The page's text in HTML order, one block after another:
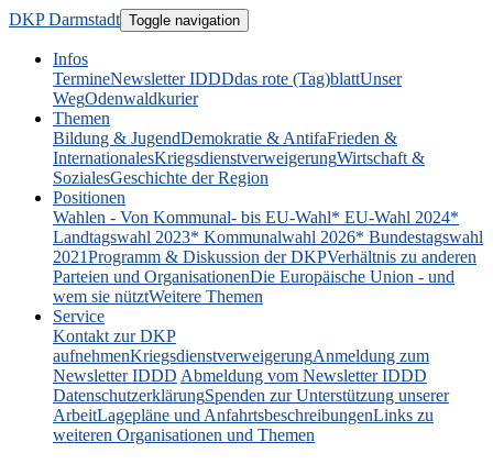
DKP Darmstadt Toggle navigation
Infos
TermineNewsletter IDDDdas rote (Tag)blattUnser
WegOdenwaldkurier
Themen
Bildung & JugendDemokratie & AntifaFrieden &
InternationalesKriegsdienstverweigerungWirtschaft &
SozialesGeschichte der Region
Positionen
Wahlen - Von Kommunal- bis EU-Wahl* EU-Wahl 2024*
Landtagswahl 2023* Kommunalwahl 2026* Bundestagswahl
2021Programm & Diskussion der DKPVerhältnis zu anderen
Parteien und OrganisationenDie Europäische Union - und
wem sie nütztWeitere Themen
Service
Kontakt zur DKP
aufnehmenKriegsdienstverweigerungAnmeldung zum
Newsletter IDDD Abmeldung vom Newsletter IDDD
DatenschutzerklärungSpenden zur Unterstützung unserer
ArbeitLagepläne und AnfahrtsbeschreibungenLinks zu
weiteren Organisationen und Themen